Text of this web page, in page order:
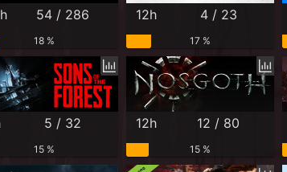
54 / 286
18 %
12h 4 / 23
17 %
5 / 32
15 %
12h 12 / 80
15 %